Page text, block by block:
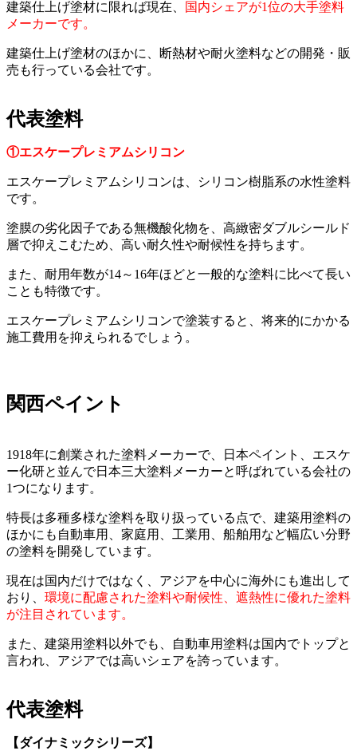
建築仕上げ塗材に限れば現在、
国内シェアが1位の大手塗料
メーカーです。
建築仕上げ塗材のほかに、断熱材や耐火塗料などの開発・販
売も行っている会社です。
代表塗料
①エスケープレミアムシリコン
エスケープレミアムシリコンは、シリコン樹脂系の水性塗料
です。
塗膜の劣化因子である無機酸化物を、高緻密ダブルシールド
層で抑えこむため、高い耐久性や耐候性を持ちます。
また、耐用年数が14～16年ほどと一般的な塗料に比べて長い
ことも特徴です。
エスケープレミアムシリコンで塗装すると、将来的にかかる
施工費用を抑えられるでしょう。
関西ペイント
1918年に創業された塗料メーカーで、日本ペイント、エスケ
ー化研と並んで日本三大塗料メーカーと呼ばれている会社の
1つになります。
特長は多種多様な塗料を取り扱っている点で、建築用塗料の
ほかにも自動車用、家庭用、工業用、船舶用など幅広い分野
の塗料を開発しています。
現在は国内だけではなく、アジアを中心に海外にも進出して
おり、 環境に配慮された塗料や耐候性、遮熱性に優れた塗料
が注目されています。
また、建築用塗料以外でも、自動車用塗料は国内でトップと
言われ、アジアでは高いシェアを誇っています。
代表塗料
【ダイナミックシリーズ】